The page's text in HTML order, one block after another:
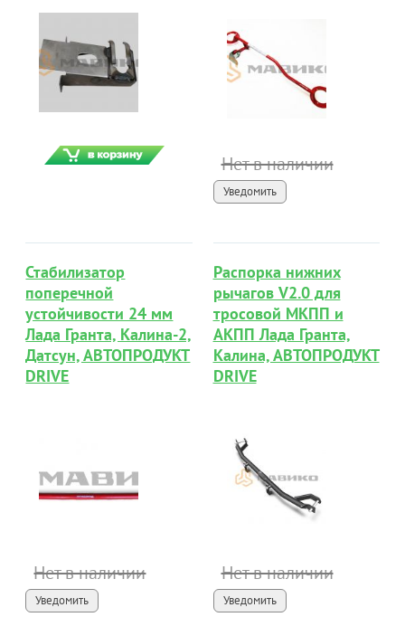
Нет в наличии
Уведомить
Стабилизатор
поперечной
устойчивости 24 мм
Лада Гранта, Калина-2,
Датсун, АВТОПРОДУКТ
DRIVE
Нет в наличии
Уведомить
Распорка нижних
рычагов V2.0 для
тросовой МКПП и
АКПП Лада Гранта,
Калина, АВТОПРОДУКТ
DRIVE
Нет в наличии
Уведомить